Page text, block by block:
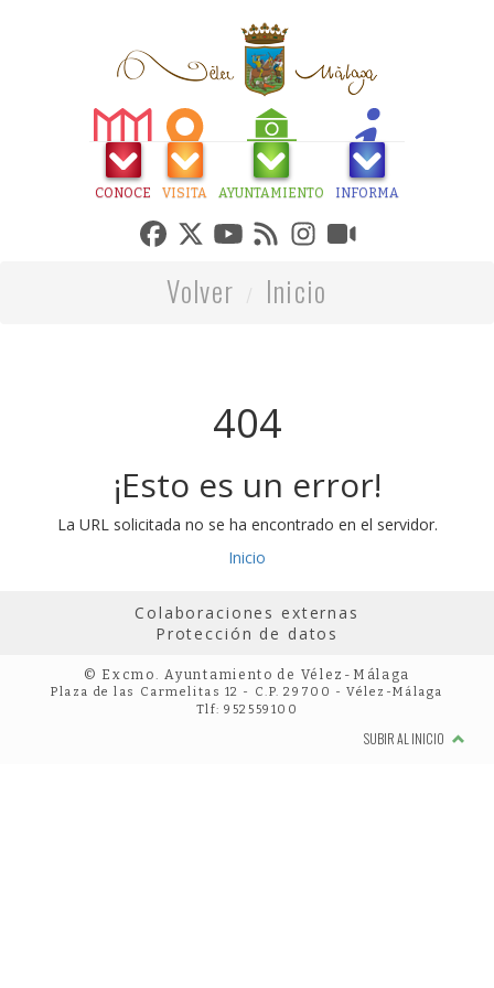
CONOCE VISITA AYUNTAMIENTO INFORMA
Volver Inicio
404
¡Esto es un error!
La URL solicitada no se ha encontrado en el servidor.
Inicio
Colaboraciones externas
Protección de datos
© Excmo. Ayuntamiento de Vélez-Málaga
Plaza de las Carmelitas 12 - C.P. 29700 - Vélez-Málaga
Tlf: 952559100
SUBIR AL INICIO